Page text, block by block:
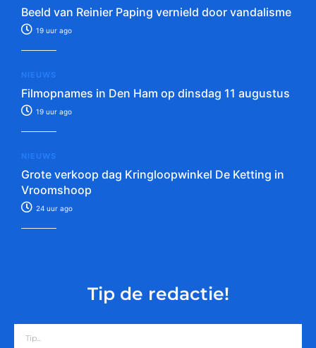
Beeld van Reinier Paping vernield door vandalisme
19 uur ago
NIEUWS
Filmopnames in Den Ham op dinsdag 11 augustus
19 uur ago
NIEUWS
Grote verkoop dag Kringloopwinkel De Ketting in
Vroomshoop
24 uur ago
Tip de redactie!